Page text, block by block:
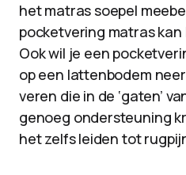
het matras soepel
pocketvering matras
Ook wil je een
op een lattenbodem
veren die in de ‘gaten’
genoeg ondersteuning
het zelfs leiden tot